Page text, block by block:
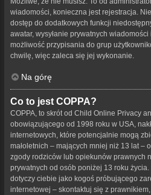
wiadomości, konieczna jest rejestracja.
dostęp do dodatkowych funkcji
awatar, wysyłanie prywatnych
możliwość przypisania do grup
chwilę, więc zaleca się jej wykonanie.
Na górę
Co to jest COPPA?
COPPA, to skrót od Child Online Privacy
obowiązującego od 1998 roku w USA,
internetowych, które potencjalnie mogą
małoletnich – mających mniej niż 13 lat –
zgody rodziców lub opiekunów prawnych
prywatnych od osób poniżej 13 roku
dotyczy ciebie jako kogoś próbującego
internetowej – skontaktuj się z